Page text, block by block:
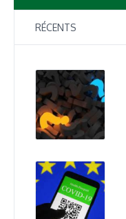
RÉCENTS